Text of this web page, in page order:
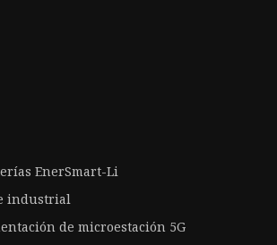
EnerSmart-Li
industrial
de microestación 5G